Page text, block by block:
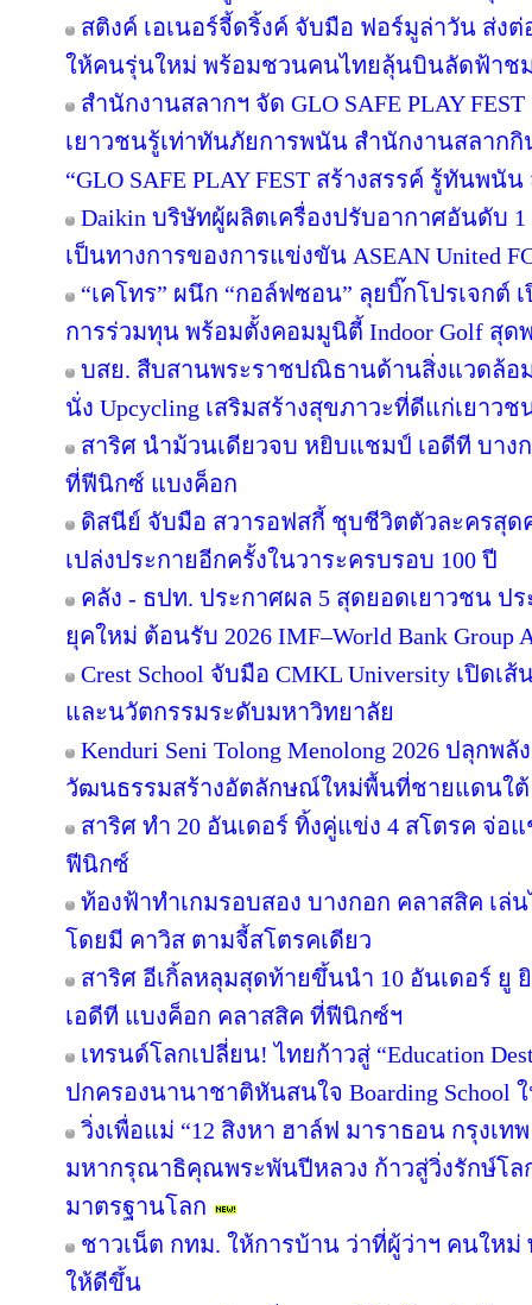
สติงค์ เอเนอร์จี้ดริ้งค์ จับมือ ฟอร์มูล่าวัน ส่ง
ให้คนรุ่นใหม่ พร้อมชวนคนไทยลุ้นบินลัดฟ้าชม
สำนักงานสลากฯ จัด GLO SAFE PLAY
เยาวชนรู้เท่าทันภัยการพนัน สำนักงานสลาก
“GLO SAFE PLAY FEST สร้างสรรค์ รู้ทันพนั
Daikin บริษัทผู้ผลิตเครื่องปรับอากาศอันดับ
เป็นทางการของการแข่งขัน ASEAN United
“เคโทร” ผนึก “กอล์ฟซอน” ลุยบิ๊กโปรเจกต์
การร่วมทุน พร้อมตั้งคอมมูนิตี้ Indoor Golf สุด
บสย. สืบสานพระราชปณิธานด้านสิ่งแวดล้อ
นั่ง Upcycling เสริมสร้างสุขภาวะที่ดีแก่เยาวช
สาริศ นำม้วนเดียวจบ หยิบแชมป์ เอดีที บาง
ที่ฟีนิกซ์ แบงค็อก
ดิสนีย์ จับมือ สวารอฟสกี้ ชุบชีวิตตัวละครสุด
เปล่งประกายอีกครั้งในวาระครบรอบ 100 ปี
คลัง - ธปท. ประกาศผล 5 สุดยอดเยาวชน ป
ยุคใหม่ ต้อนรับ 2026 IMF–World Bank Group
Crest School จับมือ CMKL University เปิด
และนวัตกรรมระดับมหาวิทยาลัย
Kenduri Seni Tolong Menolong 2026 ปลุก
วัฒนธรรมสร้างอัตลักษณ์ใหม่พื้นที่ชายแดนใต้
สาริศ ทำ 20 อันเดอร์ ทิ้งคู่แข่ง 4 สโตรค จ่
ฟีนิกซ์
ท้องฟ้าทำเกมรอบสอง บางกอก คลาสสิค เล่
โดยมี คาวิส ตามจี้สโตรคเดียว
สาริศ อีเกิ้ลหลุมสุดท้ายขึ้นนำ 10 อันเดอร์ ยู
เอดีที แบงค็อก คลาสสิค ที่ฟีนิกซ์ฯ
เทรนด์โลกเปลี่ยน! ไทยก้าวสู่ “Education
ปกครองนานาชาติหันสนใจ Boarding School
วิ่งเพื่อแม่ “12 สิงหา ฮาล์ฟ มาราธอน กรุงเท
มหากรุณาธิคุณพระพันปีหลวง ก้าวสู่วิ่งรักษ์โ
มาตรฐานโลก
ชาวเน็ต กทม. ให้การบ้าน ว่าที่ผู้ว่าฯ คนให
ให้ดีขึ้น